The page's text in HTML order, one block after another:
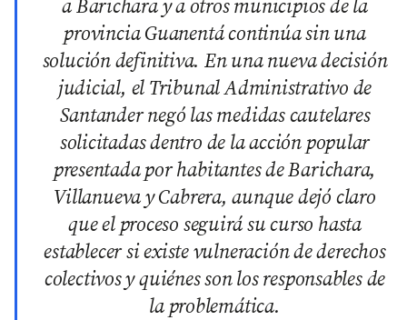
a Barichara y a otros municipios de la
provincia Guanentá continúa sin una
solución definitiva. En una nueva decisión
judicial, el Tribunal Administrativo de
Santander negó las medidas cautelares
solicitadas dentro de la acción popular
presentada por habitantes de Barichara,
Villanueva y Cabrera, aunque dejó claro
que el proceso seguirá su curso hasta
establecer si existe vulneración de derechos
colectivos y quiénes son los responsables de
la problemática.